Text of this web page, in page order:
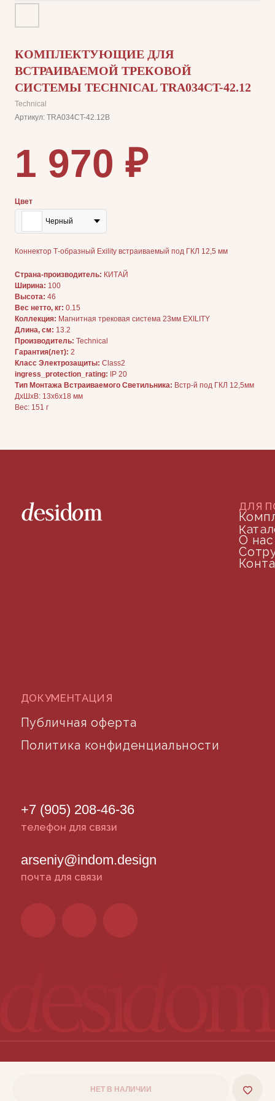
КОМПЛЕКТУЮЩИЕ ДЛЯ
ВСТРАИВАЕМОЙ ТРЕКОВОЙ
СИСТЕМЫ TECHNICAL TRA034CT-42.12
Technical
Артикул: TRA034CT-42.12B
1 970 ₽
Цвет
Черный
НЕТ В НАЛИЧИИ
Коннектор Т-образный Exility встраиваемый под ГКЛ 12,5 мм
Страна-производитель: КИТАЙ
Ширина: 100
Высота: 46
Вес нетто, кг: 0.15
Коллекция: Магнитная трековая система 23мм EXILITY
Длина, см: 13.2
Производитель: Technical
Гарантия(лет): 2
Класс Электрозащиты: Class2
ingress_protection_rating: IP 20
Тип Монтажа Встраиваемого Светильника: Встр-й под ГКЛ 12,5мм
ДxШxВ: 13x6x18 мм
Вес: 151 г
Разработка сайта
Сотрудничество
Контакты
+7 (905) 208-46-36
телефон для связи